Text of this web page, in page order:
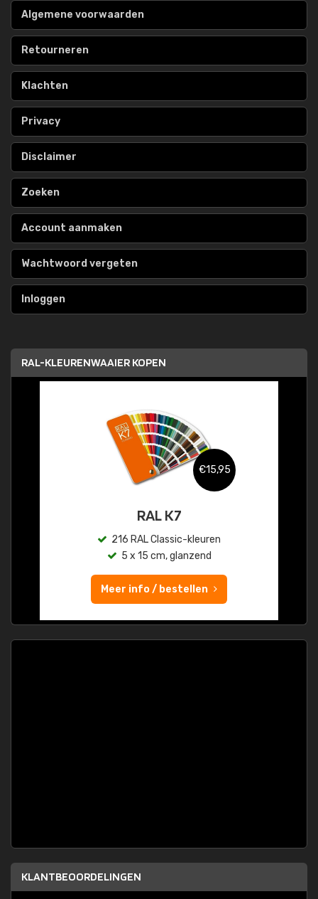
Algemene voorwaarden
Retourneren
Klachten
Privacy
Disclaimer
Zoeken
Account aanmaken
Wachtwoord vergeten
Inloggen
RAL-KLEURENWAAIER KOPEN
€15,95
RAL K7
216 RAL Classic-kleuren
5 x 15 cm, glanzend
Meer info / bestellen
KLANTBEOORDELINGEN